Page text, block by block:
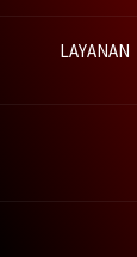
LAYANAN